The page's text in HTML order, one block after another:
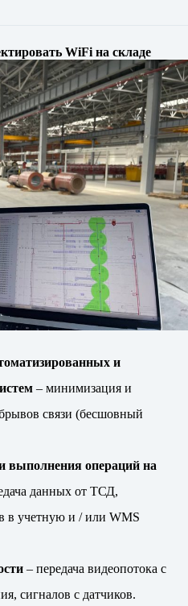
WiFi на складе
и
– минимизация и
связи (бесшовный
выполнения операций на
данных от ТСД,
в учетную и / или WMS
– передача видеопотока с
сигналов с датчиков.